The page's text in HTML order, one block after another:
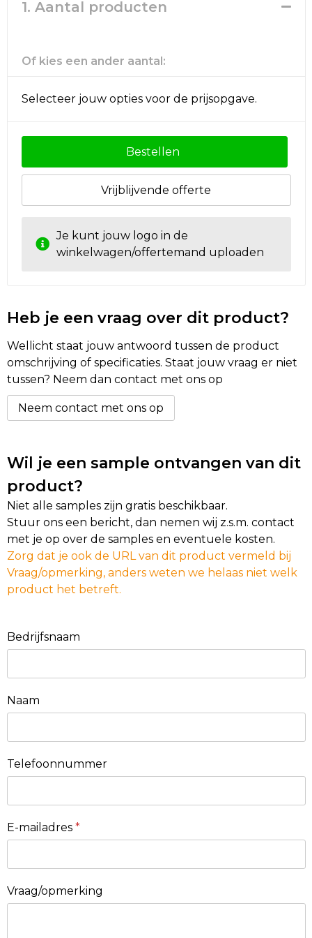
Sporttassen
Strandtassen
Tablettassen
Toilettassen
Trolleys
Reistassensets
Golftassen
Autotassen
Goodiebags
Schoenen
Veiligheidssignalering en Verlichting
Gereedschap
Ademhalingsbescherming
1. Aantal producten
Of kies een ander aantal:
Selecteer jouw opties voor de prijsopgave.
Bestellen
Vrijblijvende offerte
Je kunt jouw logo in de
winkelwagen/offertemand uploaden
Heb je een vraag over dit product?
Wellicht staat jouw antwoord tussen de product
omschrijving of specificaties. Staat jouw vraag er niet
tussen? Neem dan contact met ons op
Neem contact met ons op
Wil je een sample ontvangen van dit
product?
Niet alle samples zijn gratis beschikbaar.
Stuur ons een bericht, dan nemen wij z.s.m. contact
met je op over de samples en eventuele kosten.
Zorg dat je ook de URL van dit product vermeld bij
Vraag/opmerking, anders weten we helaas niet welk
product het betreft.
Bedrijfsnaam
Naam
Telefoonnummer
E-mailadres *
Vraag/opmerking